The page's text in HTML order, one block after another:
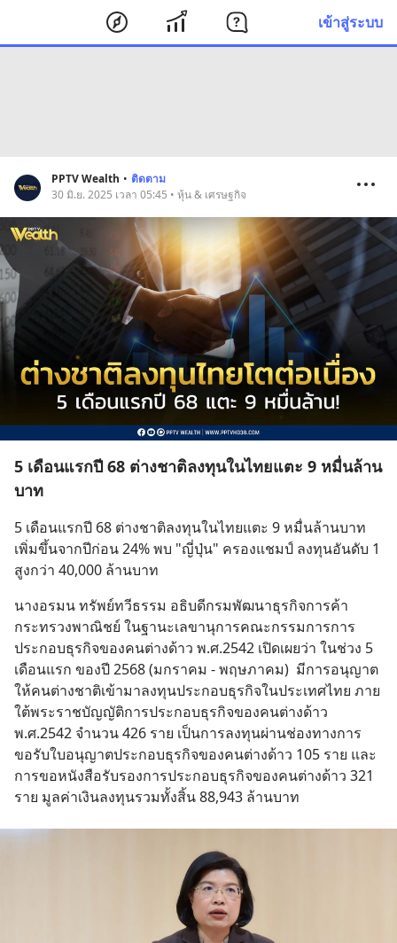
เข้าสู่ระบบ
PPTV Wealth • ติดตาม
30 มิ.ย. 2025 เวลา 05:45 • หุ้น & เศรษฐกิจ
5 เดือนแรกปี 68 ต่างชาติลงทุนในไทยแตะ 9 หมื่นล้าน
บาท
5 เดือนแรกปี 68 ต่างชาติลงทุนในไทยแตะ 9 หมื่นล้านบาท
เพิ่มขึ้นจากปีก่อน 24% พบ "ญี่ปุ่น" ครองแชมป์ ลงทุนอันดับ 1
สูงกว่า 40,000 ล้านบาท
นางอรมน ทรัพย์ทวีธรรม อธิบดีกรมพัฒนาธุรกิจการค้า
กระทรวงพาณิชย์ ในฐานะเลขานุการคณะกรรมการการ
ประกอบธุรกิจของคนต่างด้าว พ.ศ.2542 เปิดเผยว่า ในช่วง 5
เดือนแรก ของปี 2568 (มกราคม - พฤษภาคม)  มีการอนุญาต
ให้คนต่างชาติเข้ามาลงทุนประกอบธุรกิจในประเทศไทย ภาย
ใต้พระราชบัญญัติการประกอบธุรกิจของคนต่างด้าว
พ.ศ.2542 จำนวน 426 ราย เป็นการลงทุนผ่านช่องทางการ
ขอรับใบอนุญาตประกอบธุรกิจของคนต่างด้าว 105 ราย และ
การขอหนังสือรับรองการประกอบธุรกิจของคนต่างด้าว 321
ราย มูลค่าเงินลงทุนรวมทั้งสิ้น 88,943 ล้านบาท